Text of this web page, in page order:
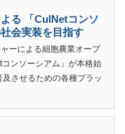
る 「CulNetコンソ
会実装を目指す
ーによる細胞農業オープ
ンソーシアム」が本格始
させるための各種プラッ